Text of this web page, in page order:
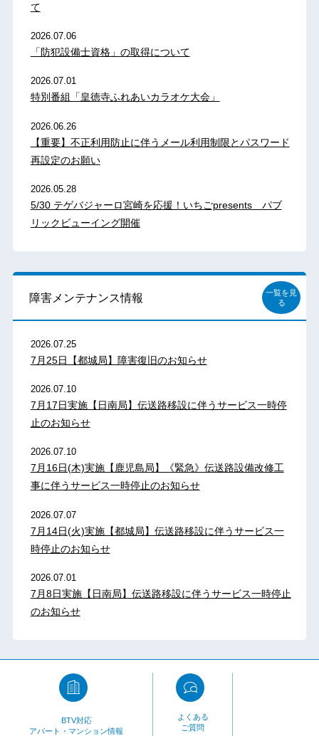
て
2026.07.06
「防犯設備士資格」の取得について
2026.07.01
特別番組「皇徳寺ふれあいカラオケ大会」
2026.06.26
【重要】不正利用防止に伴うメール利用制限とパスワード
再設定のお願い
2026.05.28
5/30 テゲバジャーロ宮崎を応援！いちごpresents パブ
リックビューイング開催
障害メンテナンス情報
一覧を見
る
2026.07.25
7月25日【都城局】障害復旧のお知らせ
2026.07.10
7月17日実施【日南局】伝送路移設に伴うサービス一時停
止のお知らせ
2026.07.10
7月16日(木)実施【鹿児島局】《緊急》伝送路設備改修工
事に伴うサービス一時停止のお知らせ
2026.07.07
7月14日(火)実施【都城局】伝送路移設に伴うサービス一
時停止のお知らせ
2026.07.01
7月8日実施【日南局】伝送路移設に伴うサービス一時停止
のお知らせ
BTV対応
アパート・マンション情報
よくある
ご質問